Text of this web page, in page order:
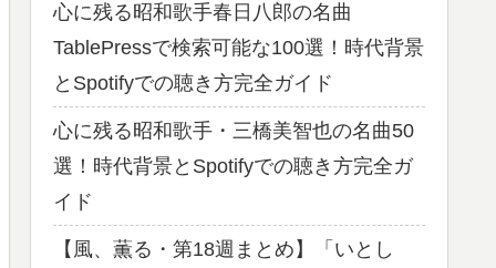
心に残る昭和歌手春日八郎の名曲
TablePressで検索可能な100選！時代背景
とSpotifyでの聴き方完全ガイド
心に残る昭和歌手・三橋美智也の名曲50
選！時代背景とSpotifyでの聴き方完全ガ
イド
【風、薫る・第18週まとめ】「いとし